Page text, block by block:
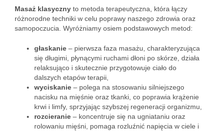
Masaż klasyczny to metoda terapeutyczna, która łączy
różnorodne techniki w celu poprawy naszego zdrowia oraz
samopoczucia. Wyróżniamy osiem podstawowych metod:
głaskanie – pierwsza faza masażu, charakteryzująca
się długimi, płynącymi ruchami dłoni po skórze, działa
relaksująco i skutecznie przygotowuje ciało do
dalszych etapów terapii,
wyciskanie – polega na stosowaniu silniejszego
nacisku na mięśnie oraz tkanki, co poprawia krążenie
krwi i limfy, sprzyjając szybszej regeneracji organizmu,
rozcieranie – koncentruje się na ugniataniu oraz
rolowaniu mięśni, pomaga rozluźnić napięcia w ciele i